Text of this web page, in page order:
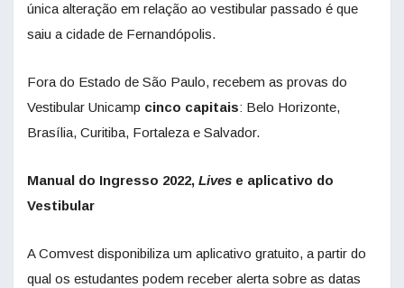
única alteração em relação ao vestibular passado é que
saiu a cidade de Fernandópolis.
Fora do Estado de São Paulo, recebem as provas do
Vestibular Unicamp cinco capitais: Belo Horizonte,
Brasília, Curitiba, Fortaleza e Salvador.
Manual do Ingresso 2022, Lives e aplicativo do
Vestibular
A Comvest disponibiliza um aplicativo gratuito, a partir do
qual os estudantes podem receber alerta sobre as datas